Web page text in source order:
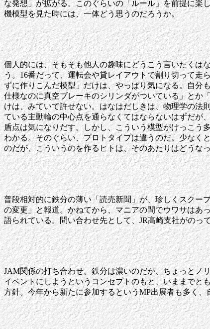
な発想」が拡がる。このぐらいの「ルール」を前提に楽
機模型を見た時には、一体どう思うのだろうか。
個人的には、そもそも他人の趣味にどうこう言いたくは
う。16番だって、運転会や貸レイアウトで割り切って走
ずに作りこんだ模型」だけは、やっぱり気になる。自分
仕様なのに真空ブレーキのシリンダがついている」とか
けは、みていて許せない。はなはだしきは、物理学の法
ている主動輪の中心点を通らなくてはならないはずだが
盾点は気になりだす。しかし、こういう模型がけっこう
わかる。そのぐらい、プロトタイプは違うのだ。少なく
のだが、こういうのを作るヒトは、そのあたりはどうな
普段相対的に鉄分の薄い「読売新聞」が、珍しくスク
の変更」と報道。かねてから、マニアの間でウワサはあ
語られている。問い合わせ先として、JR高崎支社がの
JAM関係の打ち合わせ。鉄分は濃いのだが、ちょっとノ
イベントにしようというコンセプトのもと、いままでと
方針。今年から新たに参加するというMP出展者も多く